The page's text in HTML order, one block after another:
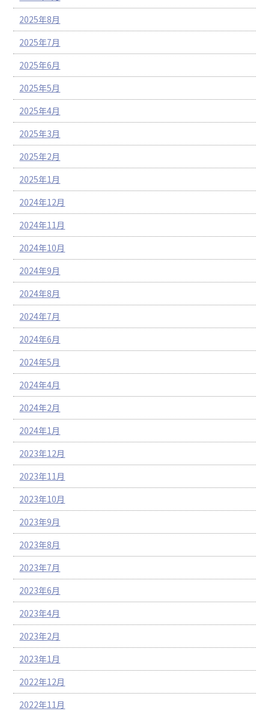
2025年8月
2025年7月
2025年6月
2025年5月
2025年4月
2025年3月
2025年2月
2025年1月
2024年12月
2024年11月
2024年10月
2024年9月
2024年8月
2024年7月
2024年6月
2024年5月
2024年4月
2024年2月
2024年1月
2023年12月
2023年11月
2023年10月
2023年9月
2023年8月
2023年7月
2023年6月
2023年4月
2023年2月
2023年1月
2022年12月
2022年11月